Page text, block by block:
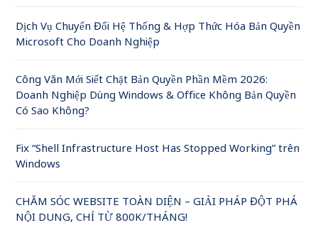
Dịch Vụ Chuyển Đổi Hệ Thống & Hợp Thức Hóa Bản Quyền
Microsoft Cho Doanh Nghiệp
Công Văn Mới Siết Chặt Bản Quyền Phần Mềm 2026:
Doanh Nghiệp Dùng Windows & Office Không Bản Quyền
Có Sao Không?
Fix “Shell Infrastructure Host Has Stopped Working” trên
Windows
CHĂM SÓC WEBSITE TOÀN DIỆN – GIẢI PHÁP ĐỘT PHÁ
NỘI DUNG, CHỈ TỪ 800K/THÁNG!